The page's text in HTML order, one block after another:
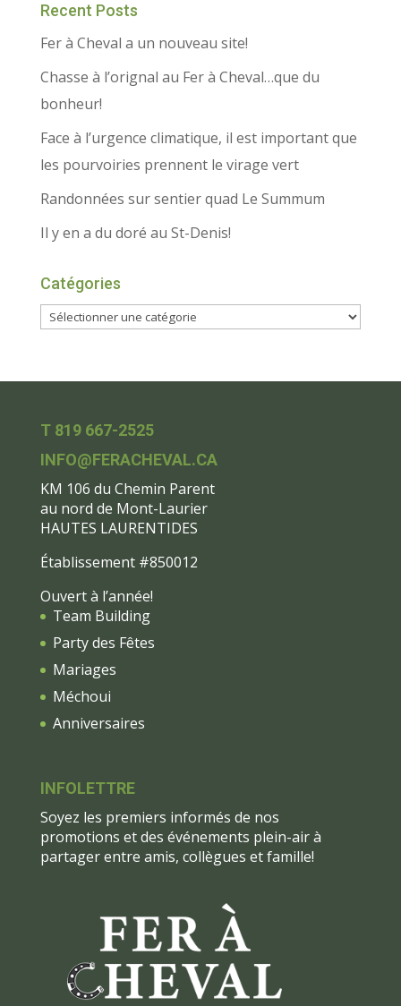
Recent Posts
Fer à Cheval a un nouveau site!
Chasse à l’orignal au Fer à Cheval…que du
bonheur!
Face à l’urgence climatique, il est important que
les pourvoiries prennent le virage vert
Randonnées sur sentier quad Le Summum
Il y en a du doré au St-Denis!
Catégories
T 819 667-2525
INFO@FERACHEVAL.CA
KM 106 du Chemin Parent
au nord de Mont-Laurier
HAUTES LAURENTIDES
Établissement #850012
Ouvert à l’année!
Team Building
Party des Fêtes
Mariages
Méchoui
Anniversaires
INFOLETTRE
Soyez les premiers informés de nos
promotions et des événements plein-air à
partager entre amis, collègues et famille!